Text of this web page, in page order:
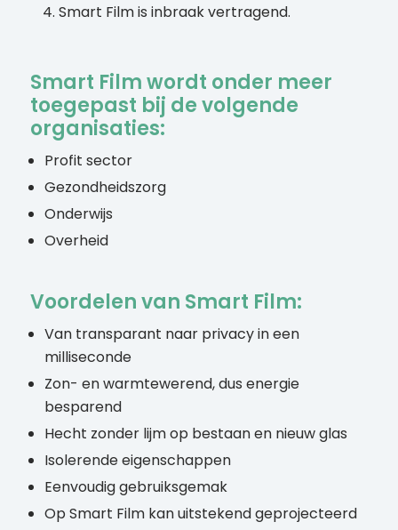
Smart Film is inbraak vertragend.
Smart Film wordt onder meer
toegepast bij de volgende
organisaties:
Profit sector
Gezondheidszorg
Onderwijs
Overheid
Voordelen van Smart Film:
Van transparant naar privacy in een
milliseconde
Zon- en warmtewerend, dus energie
besparend
Hecht zonder lijm op bestaan en nieuw glas
Isolerende eigenschappen
Eenvoudig gebruiksgemak
Op Smart Film kan uitstekend geprojecteerd